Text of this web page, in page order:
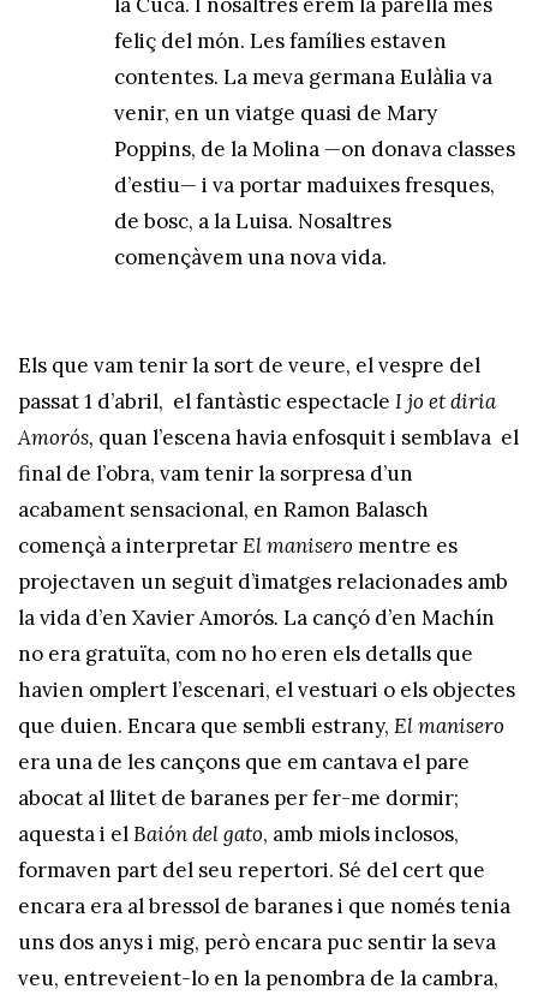
feliç del món. Les famílies estaven
contentes. La meva germana Eulàlia va
venir, en un viatge quasi de Mary
Poppins, de la Molina —on donava classes
d’estiu— i va portar maduixes fresques,
de bosc, a la Luisa. Nosaltres
començàvem una nova vida.
Els que vam tenir la sort de veure, el vespre del
passat 1 d’abril, el fantàstic espectacle I jo et diria
Amorós, quan l’escena havia enfosquit i semblava el
final de l’obra, vam tenir la sorpresa d’un
acabament sensacional, en Ramon Balasch
començà a interpretarEl manisero mentre es
projectaven un seguit d’imatges relacionades amb
la vida d’en Xavier Amorós. La cançó d’en Machín
no era gratuïta, com no ho eren els detalls que
havien omplert l’escenari, el vestuari o els objectes
que duien. Encara que sembli estrany, El manisero
era una de les cançons que em cantava el pare
abocat al llitet de baranes per fer-me dormir;
aquesta i elBaión del gato, amb miols inclosos,
formaven part del seu repertori. Sé del cert que
encara era al bressol de baranes i que només tenia
uns dos anys i mig, però encara puc sentir la seva
veu, entreveient-lo en la penombra de la cambra,